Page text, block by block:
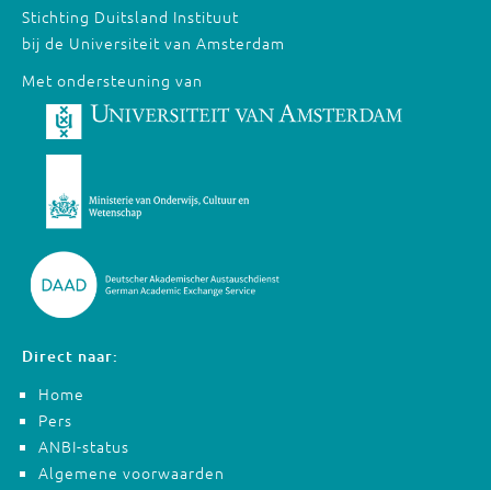
Stichting Duitsland Instituut
bij de Universiteit van Amsterdam
Met ondersteuning van
Direct naar:
Home
Pers
ANBI-status
Algemene voorwaarden